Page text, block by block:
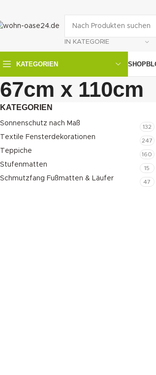
IN KATEGORIE
KATEGORIEN SHOP
67cm x 110cm
KATEGORIEN
Sonnenschutz nach Maß 132
Textile Fensterdekorationen 247
Teppiche 160
Stufenmatten 15
Schmutzfang Fußmatten & Läufer 47